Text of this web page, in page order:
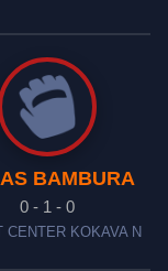
BAMBURA
0 - 1 - 0
CENTER KOKAVA N